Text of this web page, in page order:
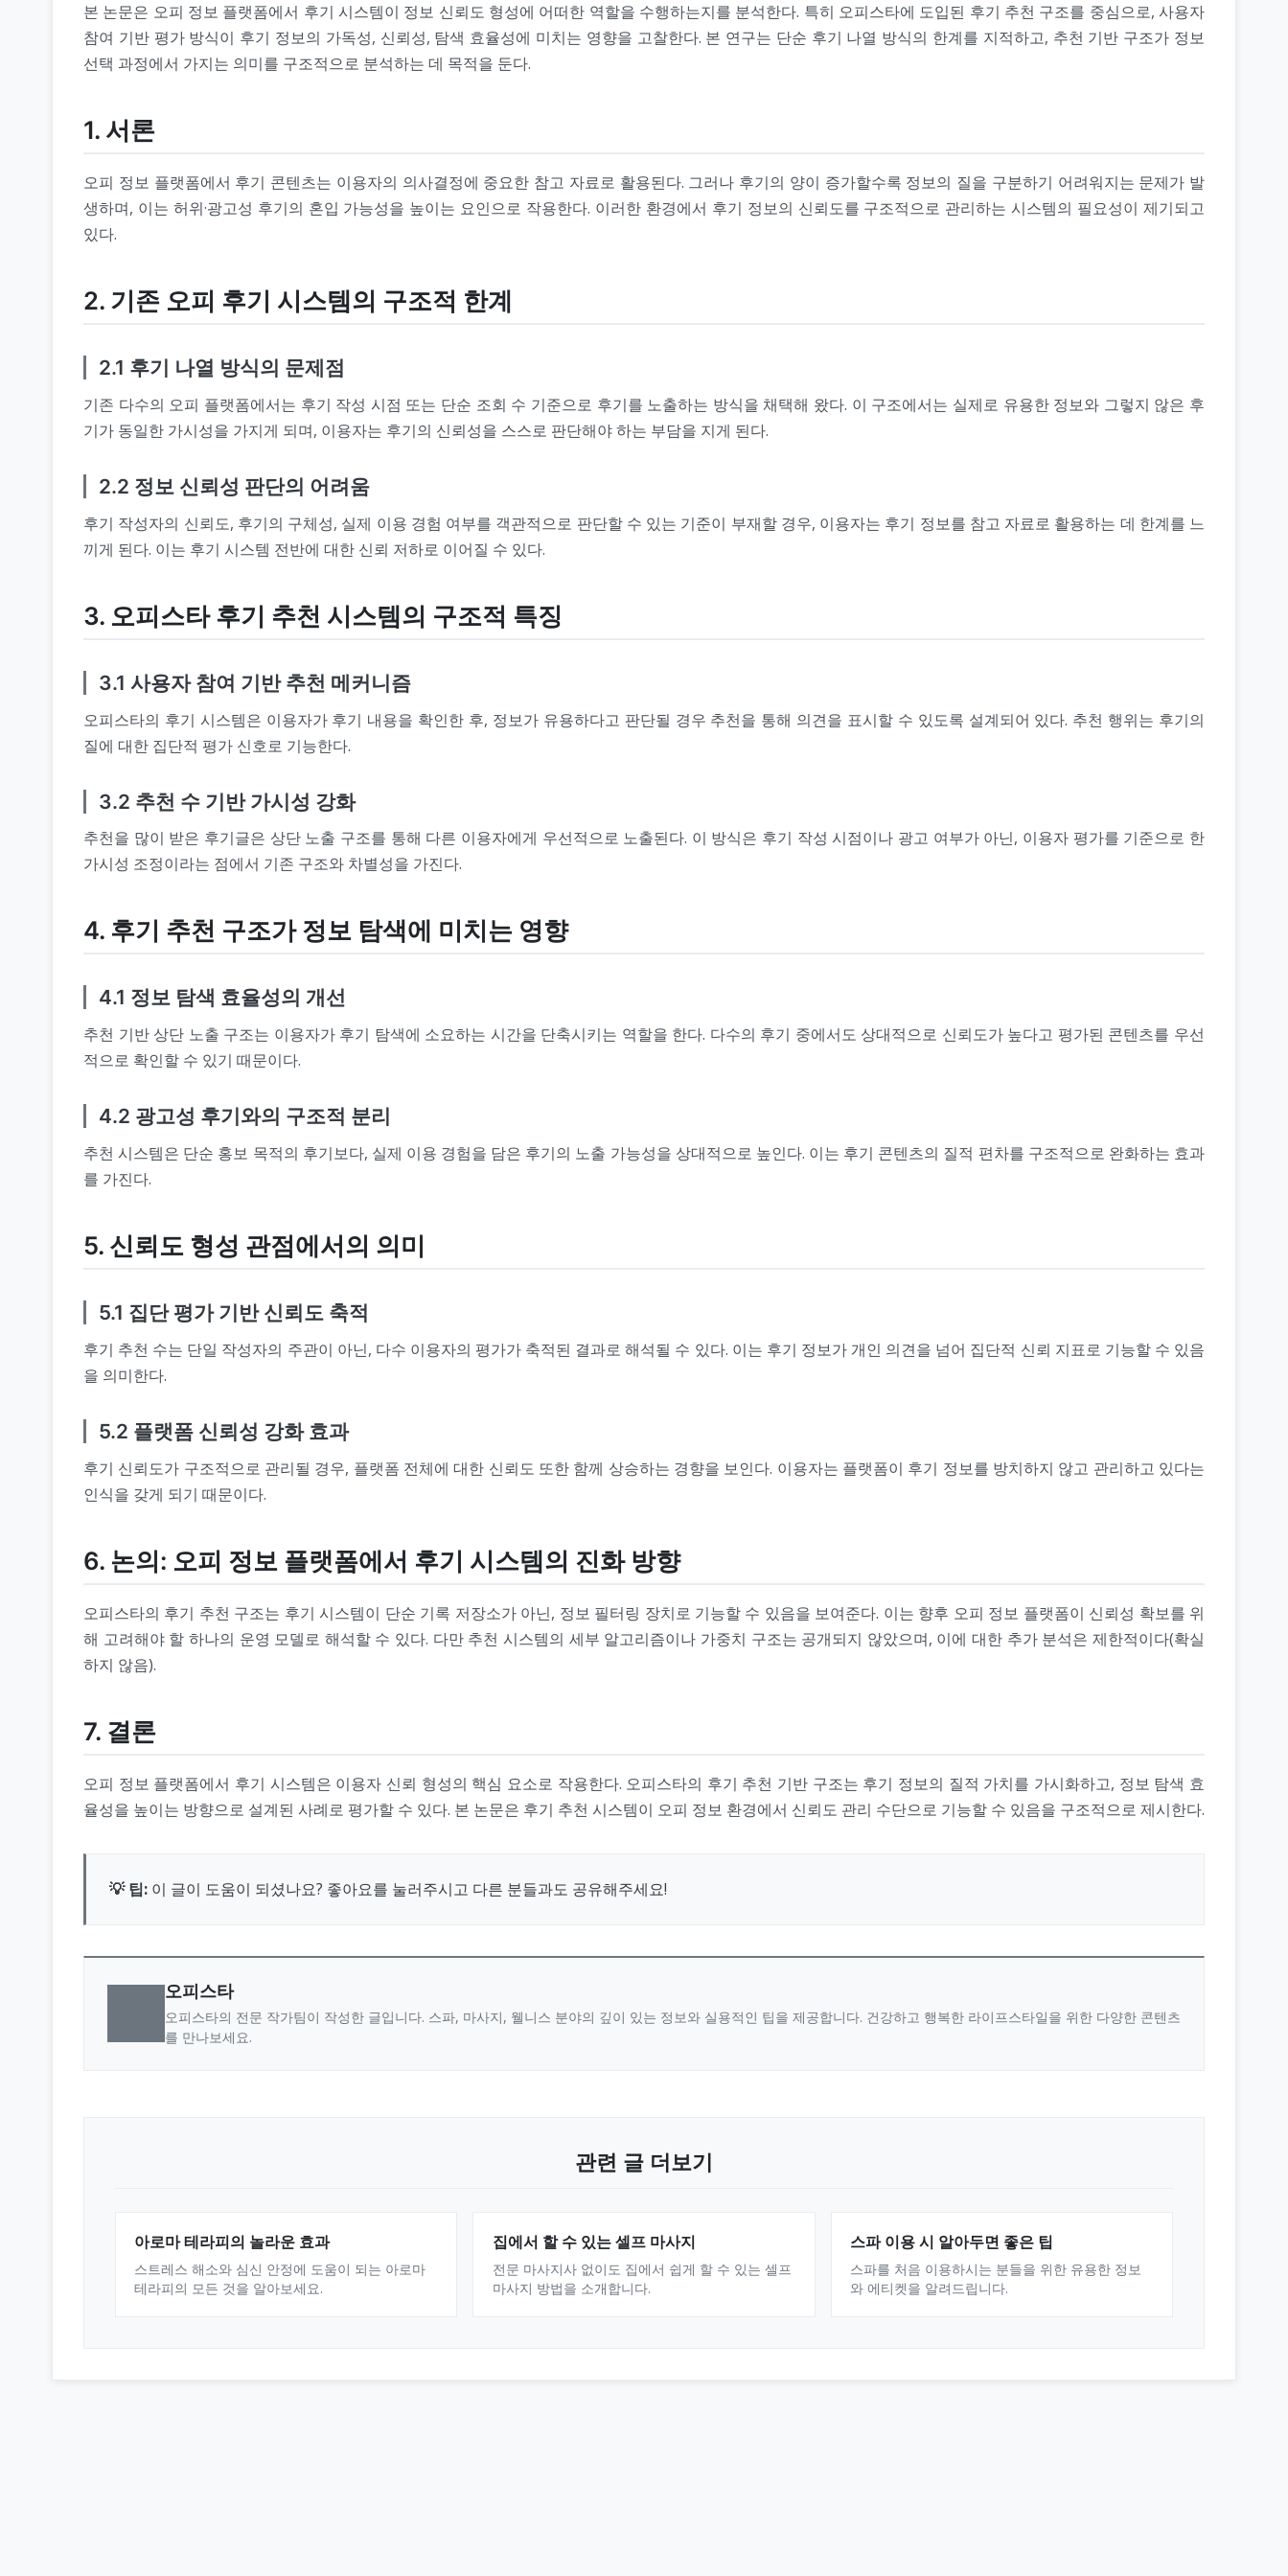
본 논문은 오피 정보 플랫폼에서 후기 시스템이 정보 신뢰도 형성에 어떠한 역할을 수행하는지를 분석한다. 특히 오피스타에 도입된 후기 추천 구조를 중심으로, 사용자
참여 기반 평가 방식이 후기 정보의 가독성, 신뢰성, 탐색 효율성에 미치는 영향을 고찰한다. 본 연구는 단순 후기 나열 방식의 한계를 지적하고, 추천 기반 구조가 정보
선택 과정에서 가지는 의미를 구조적으로 분석하는 데 목적을 둔다.
1. 서론
오피 정보 플랫폼에서 후기 콘텐츠는 이용자의 의사결정에 중요한 참고 자료로 활용된다. 그러나 후기의 양이 증가할수록 정보의 질을 구분하기 어려워지는 문제가 발
생하며, 이는 허위·광고성 후기의 혼입 가능성을 높이는 요인으로 작용한다. 이러한 환경에서 후기 정보의 신뢰도를 구조적으로 관리하는 시스템의 필요성이 제기되고
있다.
2. 기존 오피 후기 시스템의 구조적 한계
2.1 후기 나열 방식의 문제점
기존 다수의 오피 플랫폼에서는 후기 작성 시점 또는 단순 조회 수 기준으로 후기를 노출하는 방식을 채택해 왔다. 이 구조에서는 실제로 유용한 정보와 그렇지 않은 후
기가 동일한 가시성을 가지게 되며, 이용자는 후기의 신뢰성을 스스로 판단해야 하는 부담을 지게 된다.
2.2 정보 신뢰성 판단의 어려움
후기 작성자의 신뢰도, 후기의 구체성, 실제 이용 경험 여부를 객관적으로 판단할 수 있는 기준이 부재할 경우, 이용자는 후기 정보를 참고 자료로 활용하는 데 한계를 느
끼게 된다. 이는 후기 시스템 전반에 대한 신뢰 저하로 이어질 수 있다.
3. 오피스타 후기 추천 시스템의 구조적 특징
3.1 사용자 참여 기반 추천 메커니즘
오피스타의 후기 시스템은 이용자가 후기 내용을 확인한 후, 정보가 유용하다고 판단될 경우 추천을 통해 의견을 표시할 수 있도록 설계되어 있다. 추천 행위는 후기의
질에 대한 집단적 평가 신호로 기능한다.
3.2 추천 수 기반 가시성 강화
추천을 많이 받은 후기글은 상단 노출 구조를 통해 다른 이용자에게 우선적으로 노출된다. 이 방식은 후기 작성 시점이나 광고 여부가 아닌, 이용자 평가를 기준으로 한
가시성 조정이라는 점에서 기존 구조와 차별성을 가진다.
4. 후기 추천 구조가 정보 탐색에 미치는 영향
4.1 정보 탐색 효율성의 개선
추천 기반 상단 노출 구조는 이용자가 후기 탐색에 소요하는 시간을 단축시키는 역할을 한다. 다수의 후기 중에서도 상대적으로 신뢰도가 높다고 평가된 콘텐츠를 우선
적으로 확인할 수 있기 때문이다.
4.2 광고성 후기와의 구조적 분리
추천 시스템은 단순 홍보 목적의 후기보다, 실제 이용 경험을 담은 후기의 노출 가능성을 상대적으로 높인다. 이는 후기 콘텐츠의 질적 편차를 구조적으로 완화하는 효과
를 가진다.
5. 신뢰도 형성 관점에서의 의미
5.1 집단 평가 기반 신뢰도 축적
후기 추천 수는 단일 작성자의 주관이 아닌, 다수 이용자의 평가가 축적된 결과로 해석될 수 있다. 이는 후기 정보가 개인 의견을 넘어 집단적 신뢰 지표로 기능할 수 있음
을 의미한다.
5.2 플랫폼 신뢰성 강화 효과
후기 신뢰도가 구조적으로 관리될 경우, 플랫폼 전체에 대한 신뢰도 또한 함께 상승하는 경향을 보인다. 이용자는 플랫폼이 후기 정보를 방치하지 않고 관리하고 있다는
인식을 갖게 되기 때문이다.
6. 논의: 오피 정보 플랫폼에서 후기 시스템의 진화 방향
오피스타의 후기 추천 구조는 후기 시스템이 단순 기록 저장소가 아닌, 정보 필터링 장치로 기능할 수 있음을 보여준다. 이는 향후 오피 정보 플랫폼이 신뢰성 확보를 위
해 고려해야 할 하나의 운영 모델로 해석할 수 있다. 다만 추천 시스템의 세부 알고리즘이나 가중치 구조는 공개되지 않았으며, 이에 대한 추가 분석은 제한적이다(확실
하지 않음).
7. 결론
오피 정보 플랫폼에서 후기 시스템은 이용자 신뢰 형성의 핵심 요소로 작용한다. 오피스타의 후기 추천 기반 구조는 후기 정보의 질적 가치를 가시화하고, 정보 탐색 효
율성을 높이는 방향으로 설계된 사례로 평가할 수 있다. 본 논문은 후기 추천 시스템이 오피 정보 환경에서 신뢰도 관리 수단으로 기능할 수 있음을 구조적으로 제시한다.
💡 팁: 이 글이 도움이 되셨나요? 좋아요를 눌러주시고 다른 분들과도 공유해주세요!
오피스타
오피스타의 전문 작가팀이 작성한 글입니다. 스파, 마사지, 웰니스 분야의 깊이 있는 정보와 실용적인 팁을 제공합니다. 건강하고 행복한 라이프스타일을 위한 다양한 콘텐츠
를 만나보세요.
관련 글 더보기
아로마 테라피의 놀라운 효과
스트레스 해소와 심신 안정에 도움이 되는 아로마
테라피의 모든 것을 알아보세요.
집에서 할 수 있는 셀프 마사지
전문 마사지사 없이도 집에서 쉽게 할 수 있는 셀프
마사지 방법을 소개합니다.
스파 이용 시 알아두면 좋은 팁
스파를 처음 이용하시는 분들을 위한 유용한 정보
와 에티켓을 알려드립니다.